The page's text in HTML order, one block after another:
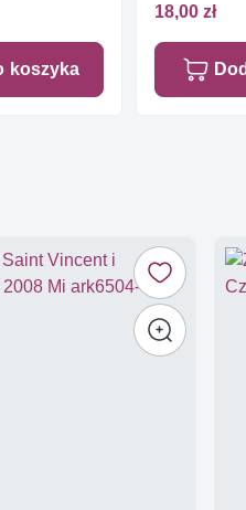
koszyka
18,00 zł